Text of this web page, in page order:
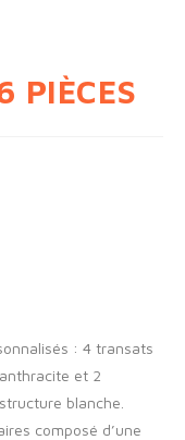
PIÈCES
: 4 transats
et 2
blanche.
composé d’une